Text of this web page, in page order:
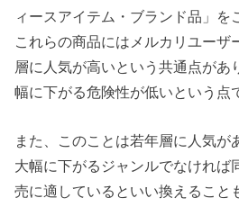
ィースアイテム・ブランド品」を
これらの商品にはメルカリユーザ
層に人気が高いという共通点があ
幅に下がる危険性が低いという点
また、このことは若年層に人気が
大幅に下がるジャンルでなければ
売に適しているといい換えること